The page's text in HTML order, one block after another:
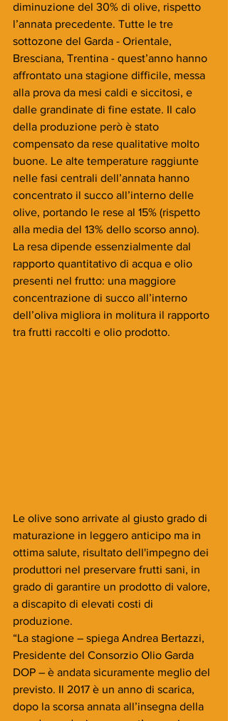
diminuzione del 30% di olive, rispetto
l’annata precedente. Tutte le tre
sottozone del Garda - Orientale,
Bresciana, Trentina - quest’anno hanno
affrontato una stagione difficile, messa
alla prova da mesi caldi e siccitosi, e
dalle grandinate di fine estate. Il calo
della produzione però è stato
compensato da rese qualitative molto
buone. Le alte temperature raggiunte
nelle fasi centrali dell’annata hanno
concentrato il succo all’interno delle
olive, portando le rese al 15% (rispetto
alla media del 13% dello scorso anno).
La resa dipende essenzialmente dal
rapporto quantitativo di acqua e olio
presenti nel frutto: una maggiore
concentrazione di succo all’interno
dell’oliva migliora in molitura il rapporto
tra frutti raccolti e olio prodotto.
Le olive sono arrivate al giusto grado di
maturazione in leggero anticipo ma in
ottima salute, risultato dell'impegno dei
produttori nel preservare frutti sani, in
grado di garantire un prodotto di valore,
a discapito di elevati costi di
produzione.
“La stagione – spiega Andrea Bertazzi,
Presidente del Consorzio Olio Garda
DOP – è andata sicuramente meglio del
previsto. Il 2017 è un anno di scarica,
dopo la scorsa annata all’insegna della